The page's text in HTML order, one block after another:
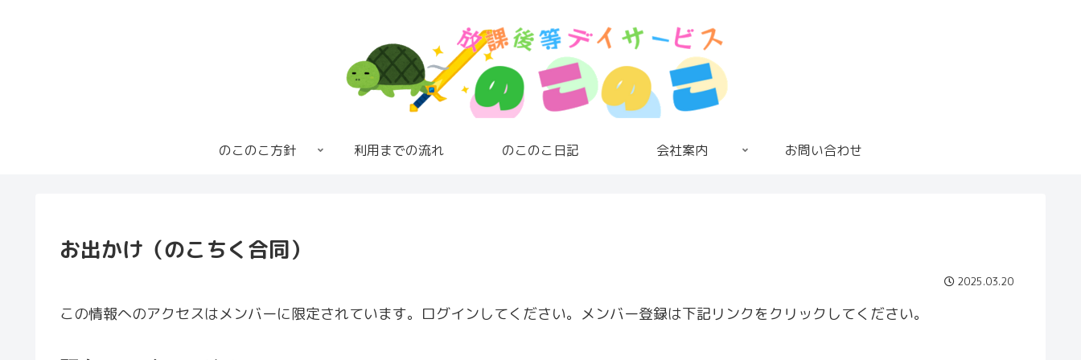
のこのこ方針 利用までの流れ のこのこ日記 会社案内 お問い合わせ
お出かけ（のこちく合同）
2025.03.20
この情報へのアクセスはメンバーに限定されています。ログインしてください。メンバー登録は下記リンクをクリックしてください。